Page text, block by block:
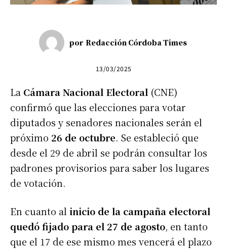
por Redacción Córdoba Times
13/03/2025
La Cámara Nacional Electoral (CNE)
confirmó que las elecciones para votar
diputados y senadores nacionales serán el
próximo 26 de octubre. Se estableció que
desde el 29 de abril se podrán consultar los
padrones provisorios para saber los lugares
de votación.
En cuanto al inicio de la campaña electoral
quedó fijado para el 27 de agosto, en tanto
que el 17 de ese mismo mes vencerá el plazo